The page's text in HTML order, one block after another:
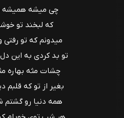
چی میشه همیشه
که لبخند تو
میدونم که تو رفتی
تو بد کردی به این
چشات مثه بهاره
بغیر از تو که قلبم
همه دنیا رو گشتم